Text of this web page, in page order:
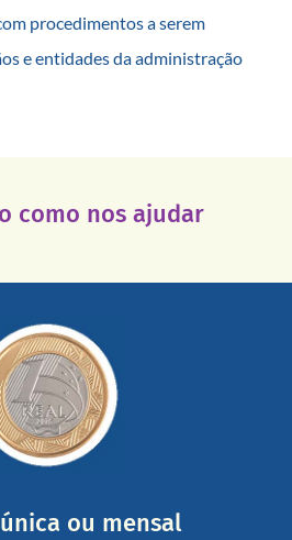
procedimentos a serem
e entidades da administração
como nos ajudar
ou mensal
o que fizemos com a sua ajuda
a de outras pessoas.
saiba mais